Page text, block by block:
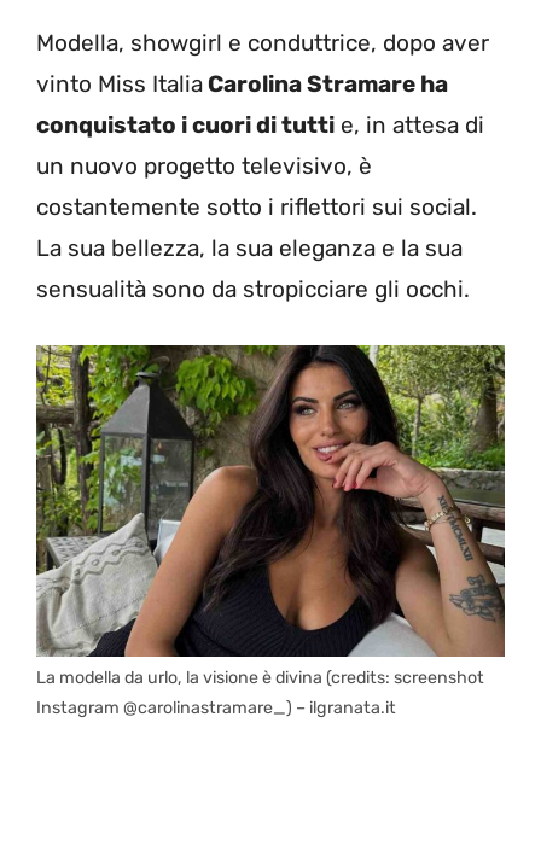
Modella, showgirl e conduttrice, dopo aver
vinto Miss ItaliaCarolina Stramare ha
conquistato i cuori di tutti e, in attesa di
un nuovo progetto televisivo, è
costantemente sotto i riflettori sui social.
La sua bellezza, la sua eleganza e la sua
sensualità sono da stropicciare gli occhi.
La modella da urlo, la visione è divina (credits: screenshot
Instagram @carolinastramare_) – ilgranata.it